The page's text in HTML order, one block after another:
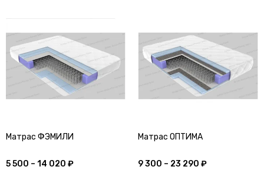
Матрас ФЭМИЛИ
5 500 – 14 020 ₽
Матрас ОПТИМА
9 300 – 23 290 ₽